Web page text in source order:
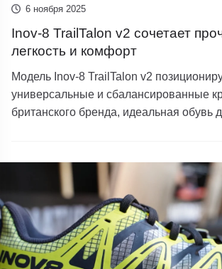
6 ноября 2025
Inov-8 TrailTalon v2 сочетает
легкость и комфорт
Модель Inov-8 TrailTalon v2
универсальные и сбалансированные
британского бренда, идеальная обувь